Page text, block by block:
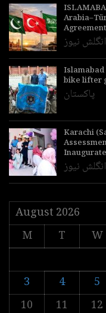
انگلش نیوز
bike lifter
پاکستان
Karachi
انگلش نیوز
August 2026
M
T W
3
4 5
10
11 12